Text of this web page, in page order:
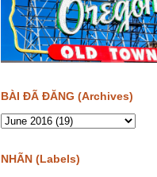
BÀI ĐÃ ĐĂNG (Archives)
NHÃN (Labels)